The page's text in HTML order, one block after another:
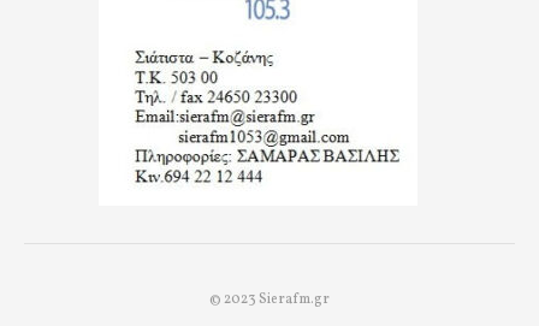
© 2023 Sierafm.gr